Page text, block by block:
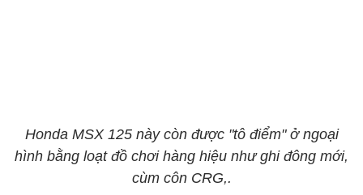
Honda MSX 125 này còn được "tô điểm" ở ngoại
hình bằng loạt đồ chơi hàng hiệu như ghi đông mới,
cùm côn CRG,.